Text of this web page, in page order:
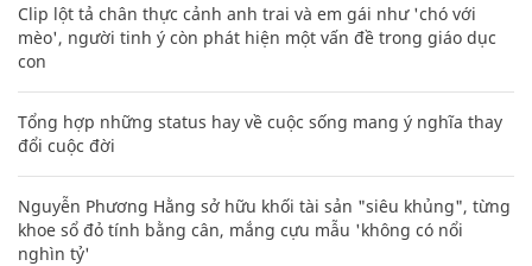
Clip lột tả chân thực cảnh anh trai và em gái như 'chó với
mèo', người tinh ý còn phát hiện một vấn đề trong giáo dục
con
Tổng hợp những status hay về cuộc sống mang ý nghĩa thay
đổi cuộc đời
Nguyễn Phương Hằng sở hữu khối tài sản "siêu khủng", từng
khoe sổ đỏ tính bằng cân, mắng cựu mẫu 'không có nổi
nghìn tỷ'